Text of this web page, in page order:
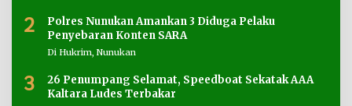
2
Polres Nunukan Amankan 3 Diduga Pelaku
Penyebaran Konten SARA
Di Hukrim, Nunukan
3
26 Penumpang Selamat, Speedboat Sekatak AAA
Kaltara Ludes Terbakar